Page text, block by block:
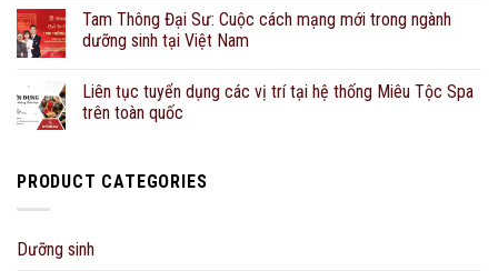
Tam Thông Đại Sư: Cuộc cách mạng mới trong ngành
dưỡng sinh tại Việt Nam
Liên tục tuyển dụng các vị trí tại hệ thống Miêu Tộc Spa
trên toàn quốc
PRODUCT CATEGORIES
Dưỡng sinh